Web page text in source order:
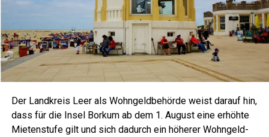
Der Land­kreis Leer als Wohn­geld­be­hör­de weist dar­auf hin,
dass für die Insel Bor­kum ab dem 1. August eine erhöh­te
Mie­ten­stu­fe gilt und sich dadurch ein höhe­rer Wohn­geld­